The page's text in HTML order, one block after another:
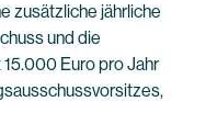
zusätzliche jährliche
und die
Euro pro Jahr